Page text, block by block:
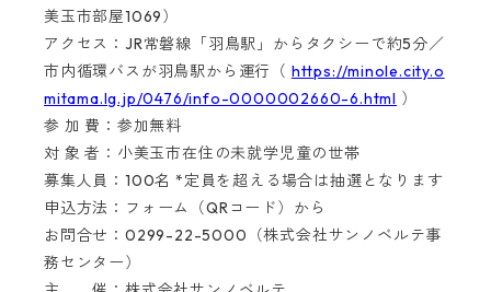
美玉市部屋1069）
アクセス：JR常磐線「羽鳥駅」からタクシーで約5分／
市内循環バスが羽鳥駅から運行（ https://minole.city.o
mitama.lg.jp/0476/info-0000002660-6.html ）
参 加 費：参加無料
対 象 者：小美玉市在住の未就学児童の世帯
募集人員：100名 *定員を超える場合は抽選となります
申込方法：フォーム（QRコード）から
お問合せ：0299-22-5000（株式会社サンノベルテ事
務センター）